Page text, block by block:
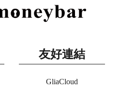
友好連結
GliaCloud